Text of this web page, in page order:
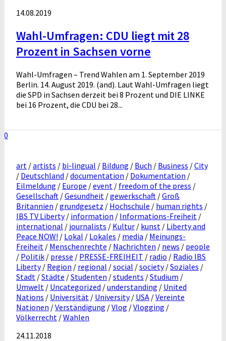
14.08.2019
Wahl-Umfragen: CDU liegt mit 28
Prozent in Sachsen vorne
Wahl-Umfragen – Trend Wahlen am 1. September 2019
Berlin. 14. August 2019. (and). Laut Wahl-Umfragen liegt
die SPD in Sachsen derzeit bei 8 Prozent und DIE LINKE
bei 16 Prozent, die CDU bei 28...
0
art /artists / bi-lingual / Bildung / Buch / Business /City
/ Deutschland /documentation / Dokumentation /
Eilmeldung / Europe /event / freedom of the press /
Gesellschaft /Gesundheit /gewerkschaft /Groß
Britannien /grundgesetz / Hochschule / human rights /
IBS TV Liberty/ information / Informations-Freiheit /
international / journalists / Kultur / kunst / Liberty and
Peace NOW! / Lokal / Lokales / media / Meinungs-
Freiheit / Menschenrechte / Nachrichten / news / people
/ Politik / presse / PRESSE-FREIHEIT / radio / Radio IBS
Liberty/ Region / regional /social /society/Soziales /
Stadt /Städte /Studenten /students /Studium /
Umwelt / Uncategorized /understanding / United
Nations / Universität / University/ USA /Vereinte
Nationen /Verständigung /Vlog /Vlogging /
Völkerrecht /Wahlen
24.11.2018